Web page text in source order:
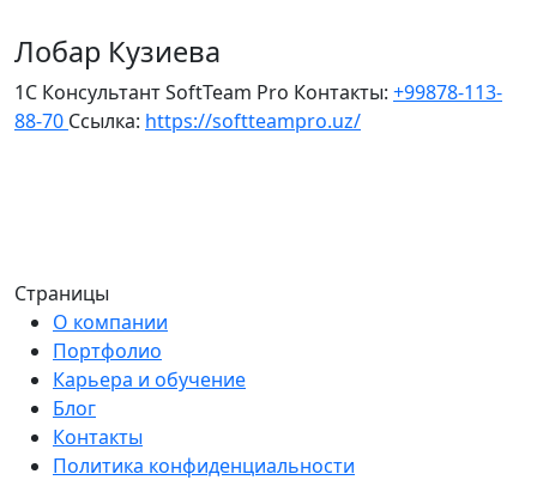
Лобар Кузиева
1С Консультант SoftTeam Pro Контакты: +99878-113-
88-70 Ссылка: https://softteampro.uz/
Страницы
О компании
Портфолио
Карьера и обучение
Блог
Контакты
Политика конфиденциальности